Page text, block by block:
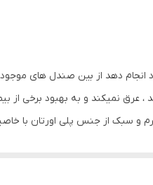
شود
دهد از بین صندل های موجود
عرق نمیکند و به بهبود برخی از
شیمیایی ، زیره نرم و سبک از جنس